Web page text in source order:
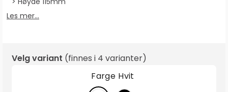
Les mer...
Velg variant (finnes i 4 varianter)
Farge Hvit